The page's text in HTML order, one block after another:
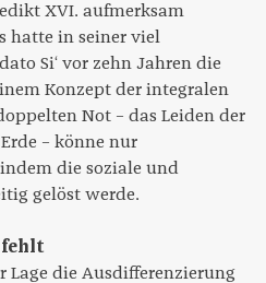
XVI. aufmerksam
hatte in seiner viel
Si‘ vor zehn Jahren die
Konzept der integralen
Not – das Leiden der
– könne nur
die soziale und
gelöst werde.
fehlt
Lage die Ausdifferenzierung